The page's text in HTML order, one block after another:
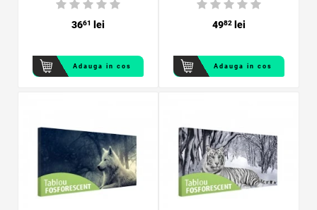
3661 lei
Adauga in cos
4982 lei
Adauga in cos